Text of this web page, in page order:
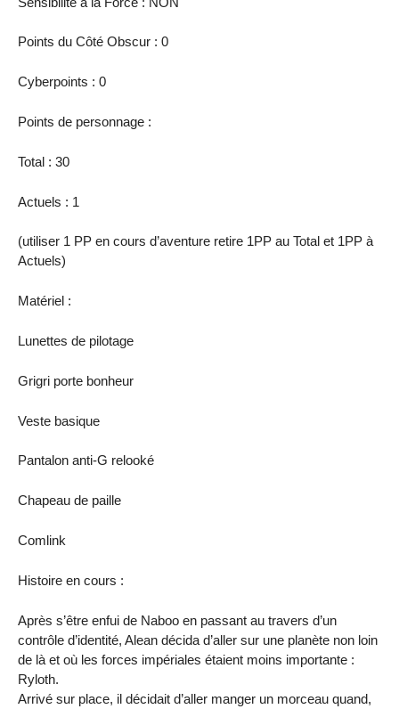
Points du Côté Obscur : 0
Cyberpoints : 0
Points de personnage :
Total : 30
Actuels : 1
(utiliser 1 PP en cours d’aventure retire 1PP au Total et 1PP à
Actuels)
Matériel :
Lunettes de pilotage
Grigri porte bonheur
Veste basique
Pantalon anti-G relooké
Chapeau de paille
Comlink
Histoire en cours :
Après s’être enfui de Naboo en passant au travers d’un
contrôle d’identité, Alean décida d’aller sur une planète non loin
de là et où les forces impériales étaient moins importante :
Ryloth.
Arrivé sur place, il décidait d’aller manger un morceau quand,